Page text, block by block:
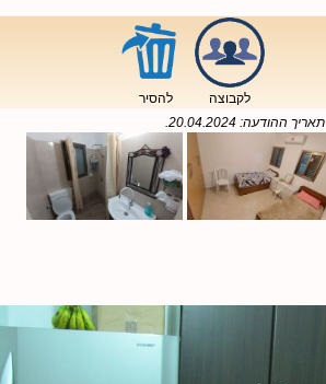
לקבוצה
להסיר
תאריך ההודעה: 20.04.2024
.